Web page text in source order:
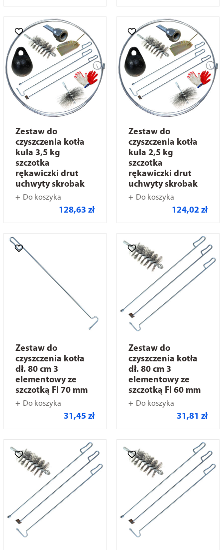
Zestaw do
czyszczenia kotła
kula 3,5 kg
szczotka
rękawiczki drut
uchwyty skrobak
Do koszyka
128,63 zł
Zestaw do
czyszczenia kotła
kula 2,5 kg
szczotka
rękawiczki drut
uchwyty skrobak
Do koszyka
124,02 zł
Zestaw do
czyszczenia kotła
dł. 80 cm 3
elementowy ze
szczotką FI 70 mm
Do koszyka
31,45 zł
Zestaw do
czyszczenia kotła
dł. 80 cm 3
elementowy ze
szczotką FI 60 mm
Do koszyka
31,81 zł